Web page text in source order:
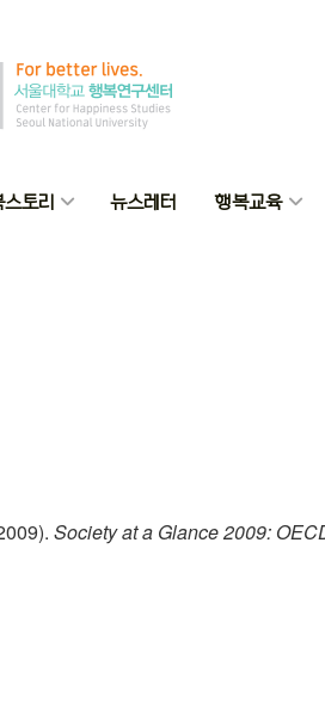
토리 뉴스레터 행복교육
Society at a Glance 2009: